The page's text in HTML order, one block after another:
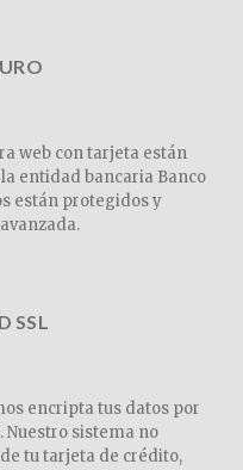
web con tarjeta están
entidad bancaria Banco
están protegidos y
SSL
encripta tus datos por
Nuestro sistema no
tu tarjeta de crédito,